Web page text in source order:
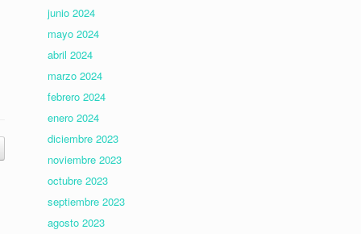
junio 2024
mayo 2024
abril 2024
marzo 2024
febrero 2024
enero 2024
diciembre 2023
noviembre 2023
octubre 2023
septiembre 2023
agosto 2023